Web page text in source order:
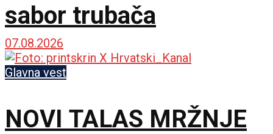
sabor trubača
07.08.2026
Glavna vest
NOVI TALAS MRŽNJE